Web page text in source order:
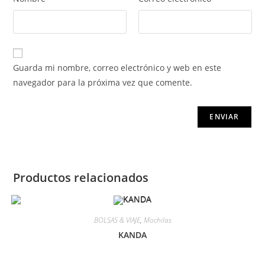
Guarda mi nombre, correo electrónico y web en este
navegador para la próxima vez que comente.
Productos relacionados
BOLSAS & VIAJE, Mochilas
KANDA